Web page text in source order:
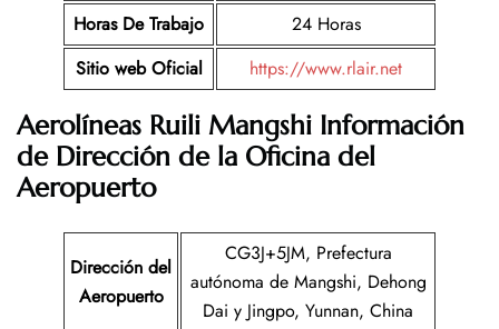
Horas De Trabajo
24 Horas
Sitio web Oficial
https://www.rlair.net
Aerolíneas Ruili Mangshi Información
de Dirección de la Oficina del
Aeropuerto
Dirección del
Aeropuerto
CG3J+5JM, Prefectura
autónoma de Mangshi, Dehong
Dai y Jingpo, Yunnan, China